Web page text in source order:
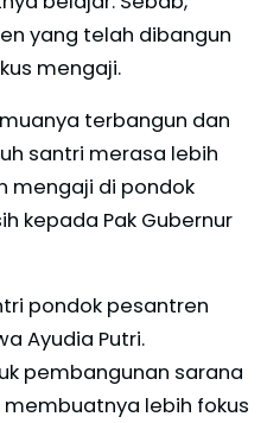
yang telah dibangun
mengaji.
terbangun dan
santri merasa lebih
mengaji di pondok
kepada Pak Gubernur
pondok pesantren
Ayudia Putri.
pembangunan sarana
lebih fokus